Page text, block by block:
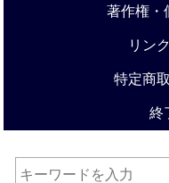
著作権・
リン
特定商
終